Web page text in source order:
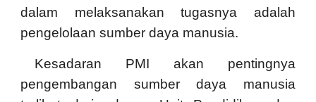
dalam melaksanakan tugasnya adalah
pengelolaan sumber daya manusia.
Kesadaran PMI akan pentingnya
pengembangan sumber daya manusia